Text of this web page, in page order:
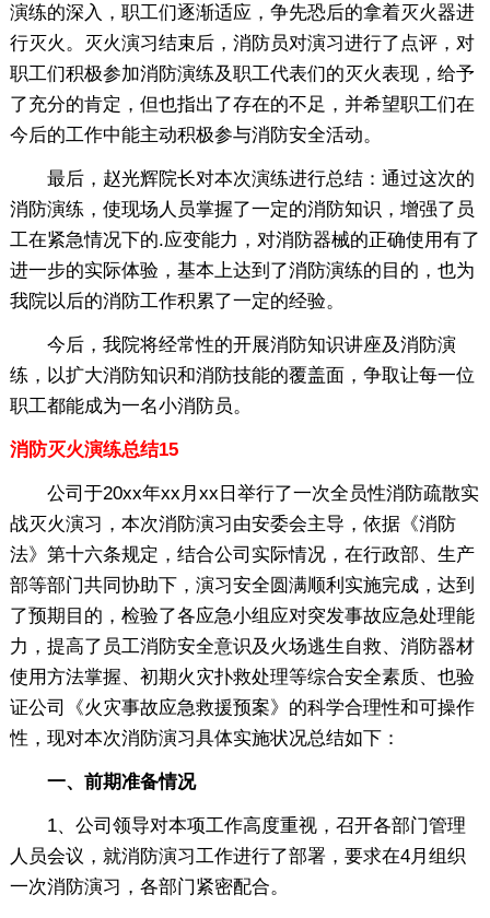
演练的深入，职工们逐渐适应，争先恐后的拿着灭火器进
行灭火。灭火演习结束后，消防员对演习进行了点评，对
职工们积极参加消防演练及职工代表们的灭火表现，给予
了充分的肯定，但也指出了存在的不足，并希望职工们在
今后的工作中能主动积极参与消防安全活动。
最后，赵光辉院长对本次演练进行总结：通过这次的
消防演练，使现场人员掌握了一定的消防知识，增强了员
工在紧急情况下的.应变能力，对消防器械的正确使用有了
进一步的实际体验，基本上达到了消防演练的目的，也为
我院以后的消防工作积累了一定的经验。
今后，我院将经常性的开展消防知识讲座及消防演
练，以扩大消防知识和消防技能的覆盖面，争取让每一位
职工都能成为一名小消防员。
消防灭火演练总结15
公司于20xx年xx月xx日举行了一次全员性消防疏散实
战灭火演习，本次消防演习由安委会主导，依据《消防
法》第十六条规定，结合公司实际情况，在行政部、生产
部等部门共同协助下，演习安全圆满顺利实施完成，达到
了预期目的，检验了各应急小组应对突发事故应急处理能
力，提高了员工消防安全意识及火场逃生自救、消防器材
使用方法掌握、初期火灾扑救处理等综合安全素质、也验
证公司《火灾事故应急救援预案》的科学合理性和可操作
性，现对本次消防演习具体实施状况总结如下：
一、前期准备情况
1、公司领导对本项工作高度重视，召开各部门管理
人员会议，就消防演习工作进行了部署，要求在4月组织
一次消防演习，各部门紧密配合。